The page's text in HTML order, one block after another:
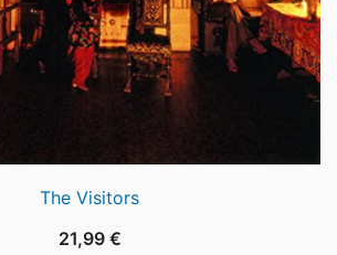
The Visitors
21,99 €